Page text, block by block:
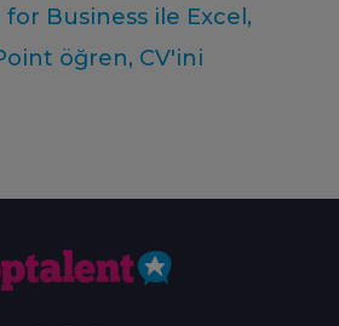
Business ile Excel,
öğren, CV'ini